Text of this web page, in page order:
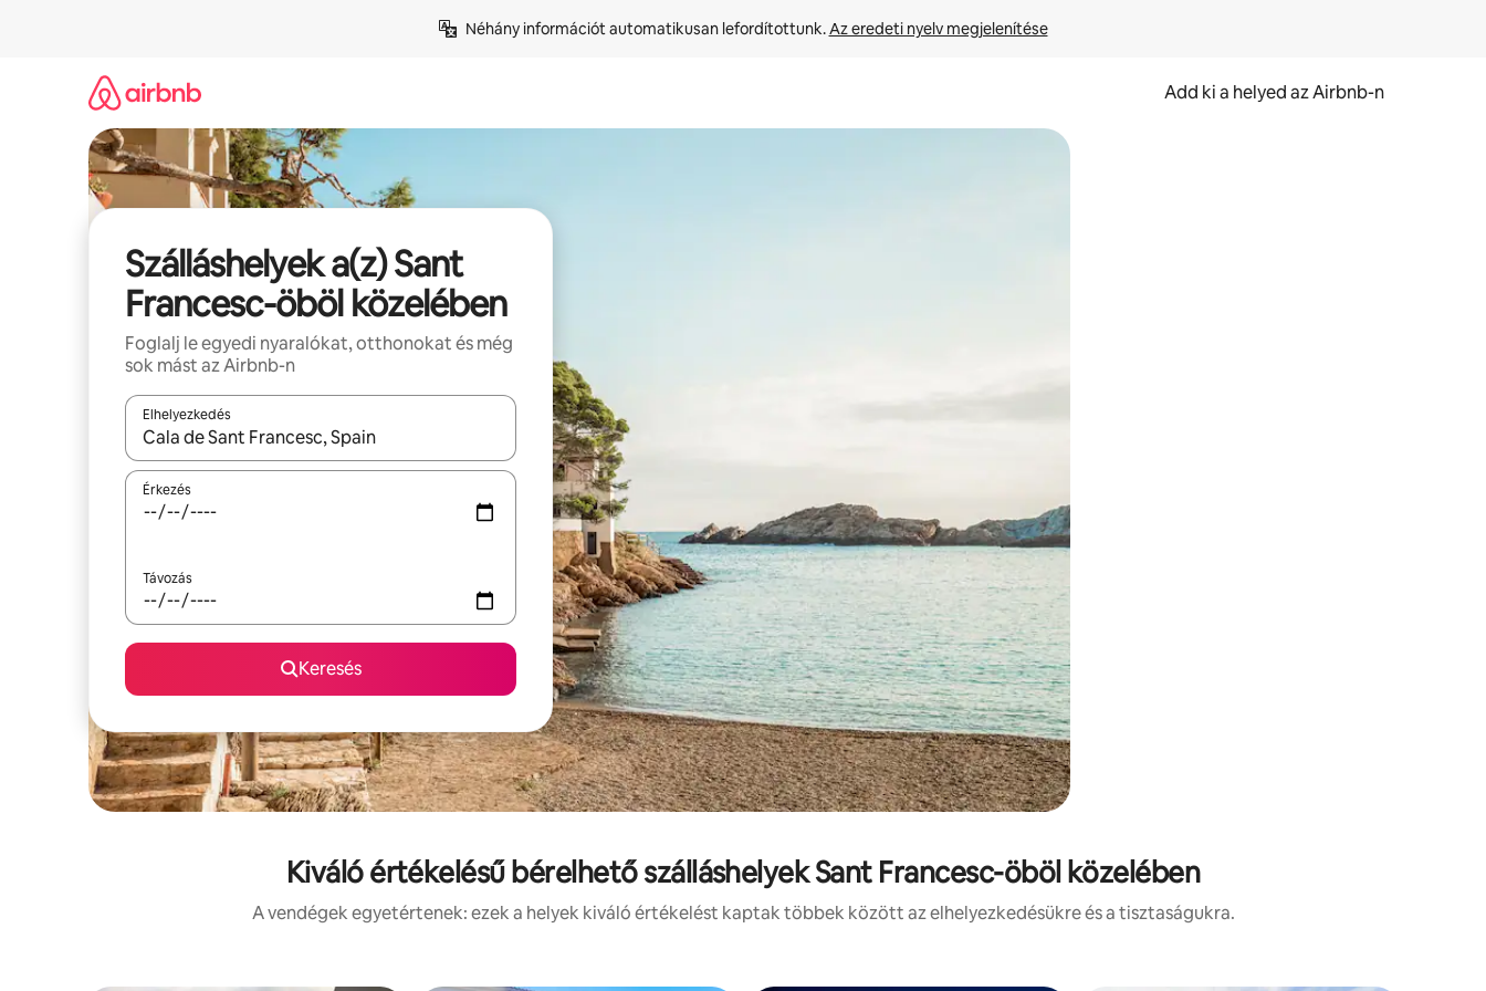
Néhány információt automatikusan lefordítottunk. Az eredeti nyelv megjelenítése
Add ki a helyed az Airbnb-n
Szálláshelyek a(z) Sant
Francesc-öböl közelében
Foglalj le egyedi nyaralókat, otthonokat és még
sok mást az Airbnb-n
Elhelyezkedés
Az eredmények között a felfelé és a lefelé nyíllal navigálhatsz, illetve érintő és lapozó mozdulatokkal is felfedezheted őket.
Érkezés
Távozás
Keresés
Kiváló értékelésű bérelhető szálláshelyek Sant Francesc-öböl közelében
A vendégek egyetértenek: ezek a helyek kiváló értékelést kaptak többek között az elhelyezkedésükre és a tisztaságukra.